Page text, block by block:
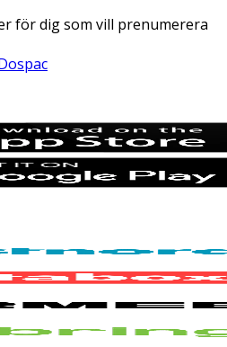
för dig som vill prenumerera